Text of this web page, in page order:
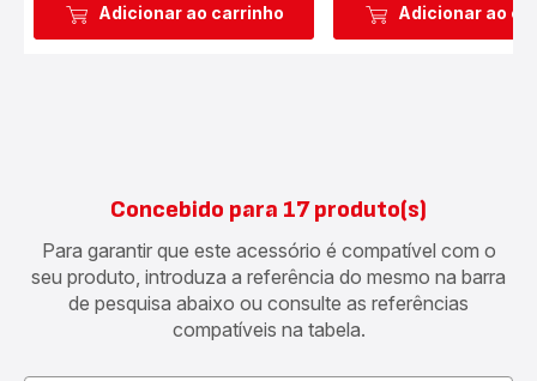
Adicionar ao carrinho Adicionar ao
Concebido para 17 produto(s)
Para garantir que este acessório é compatível com o
seu produto, introduza a referência do mesmo na barra
de pesquisa abaixo ou consulte as referências
compatíveis na tabela.